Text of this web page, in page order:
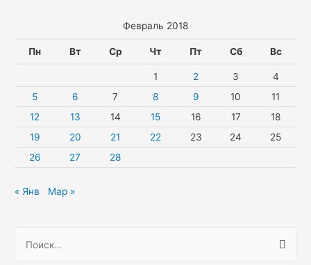
Февраль 2018
Пн Вт Ср Чт Пт Сб Вс
1 2 3
4
5
6 7 8 9 10
11
12
13 14 15 16 17
18
19
20 21 22 23 24
25
26
27 28
« Янв Мар »